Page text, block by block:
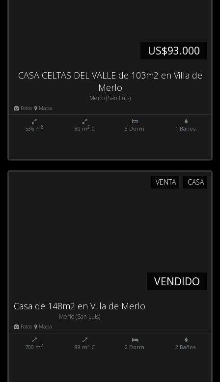
US$93.000
CASA CELTAS DEL VALLE de 103m2 en Villa de
Merlo
Merlo (San Luis)
Fotos Mapa
536 m2 80 m2.C 3 Dorm. 1 Baños.
CASA
VENTA
VENDIDO
Casa de 148m2 en Villa de Merlo
Merlo (San Luis)
Fotos Mapa
700 m2 89 m2.C 2 Dorm. 2 Baños.